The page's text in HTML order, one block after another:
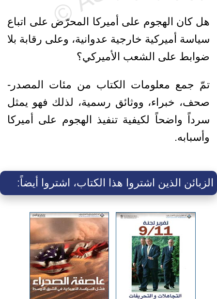
هل كان الهجوم على أميركا المحرّض على اتباع
سياسة أميركية خارجية عدوانية، وعلى رقابة بلا
ضوابط على الشعب الأميركي؟
تمّ جمع معلومات الكتاب من مئات المصدر-
صحف، خبراء، ووثائق رسمية، لذلك فهو يمثل
سرداً واضحاً لكيفية تنفيذ الهجوم على أميركا
وأسبابه.
الزبائن الذين اشتروا هذا الكتاب، اشتروا أيضاً: